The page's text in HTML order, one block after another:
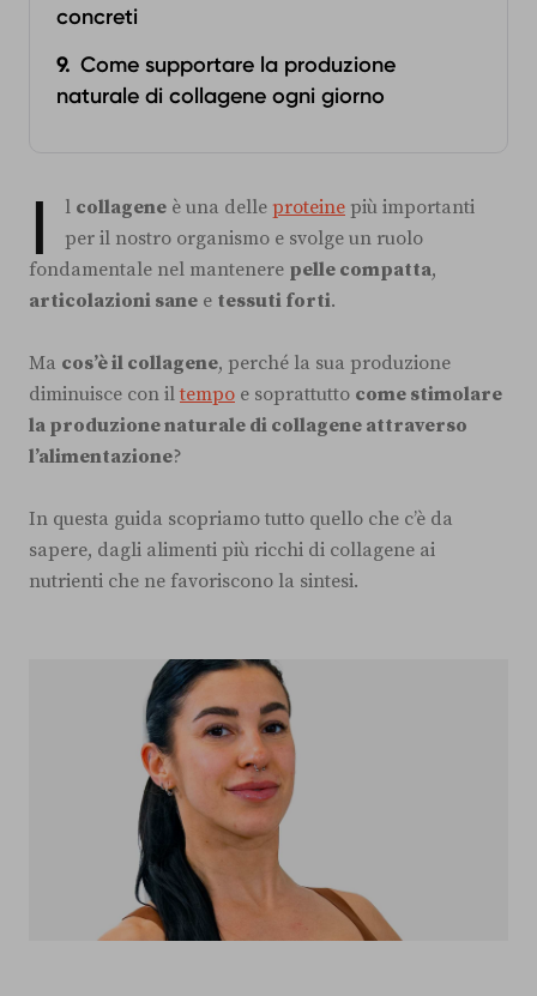
concreti
Come supportare la produzione
naturale di collagene ogni giorno
I l collagene è una delle proteine più importanti
per il nostro organismo e svolge un ruolo
fondamentale nel mantenere pelle compatta,
articolazioni sane e tessuti forti.
Ma cos’è il collagene, perché la sua produzione
diminuisce con iltempo e soprattutto come stimolare
la produzione naturale di collagene attraverso
l’alimentazione?
In questa guida scopriamo tutto quello che c’è da
sapere, dagli alimenti più ricchi di collagene ai
nutrienti che ne favoriscono la sintesi.